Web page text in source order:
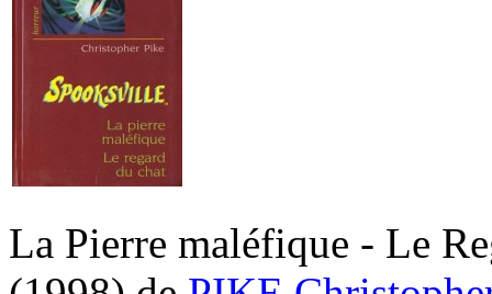
La Pierre maléfique - Le